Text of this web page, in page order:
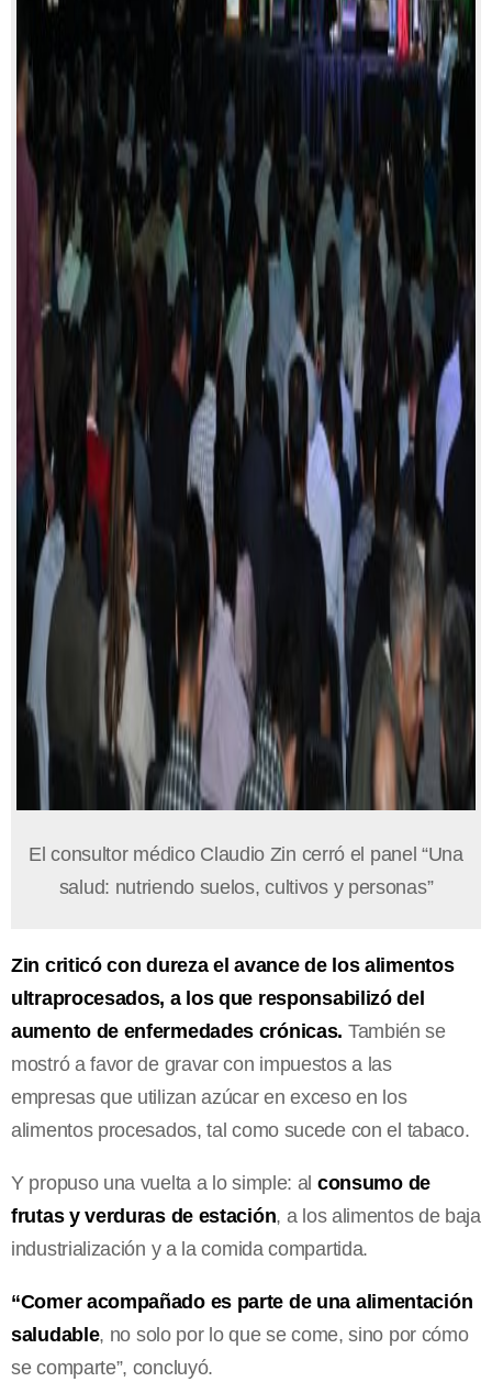
El consultor médico Claudio Zin cerró el panel “Una
salud: nutriendo suelos, cultivos y personas”
Zin criticó con dureza el avance de los alimentos
ultraprocesados, a los que responsabilizó del
aumento de enfermedades crónicas. También se
mostró a favor de gravar con impuestos a las
empresas que utilizan azúcar en exceso en los
alimentos procesados, tal como sucede con el tabaco.
Y propuso una vuelta a lo simple: al consumo de
frutas y verduras de estación, a los alimentos de baja
industrialización y a la comida compartida.
“Comer acompañado es parte de una alimentación
saludable, no solo por lo que se come, sino por cómo
se comparte”, concluyó.